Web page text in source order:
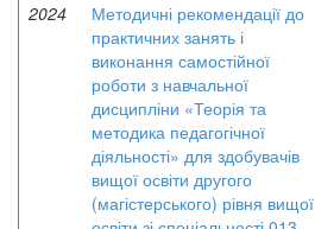
2024
Методичні рекомендації до
практичних занять і
виконання самостійної
роботи з навчальної
дисципліни «Теорія та
методика педагогічної
діяльності» для здобувачів
вищої освіти другого
(магістерського) рівня вищої